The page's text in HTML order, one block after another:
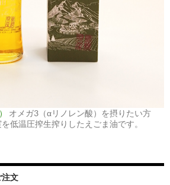
オメガ3（αリノレン酸）を摂りたい方
低温圧搾生搾りしたえごま油です。
注文